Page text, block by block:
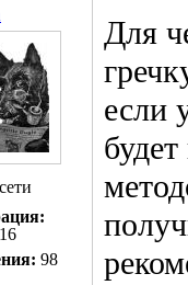
98
Для
если